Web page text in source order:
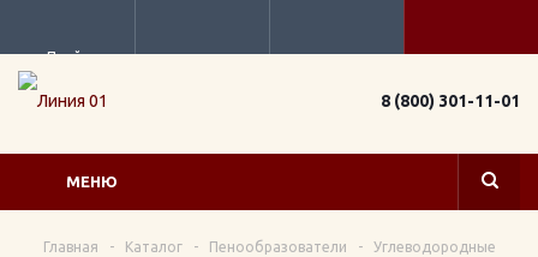
Прайс
8 (800) 301-11-01
МЕНЮ
Главная - Каталог - Пенообразователи - Углеводородные